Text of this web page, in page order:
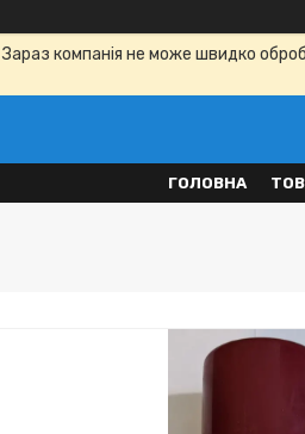
Зараз компанія не може швидко
ГОЛОВНА